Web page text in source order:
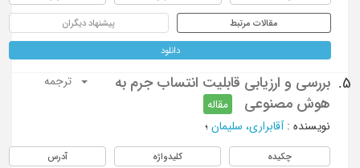
مقالات مرتبط پیشنهاد دیگران
دانلود
5.
بررسی و ارزیابی قابلیت انتساب جرم به
هوش مصنوعی
مقاله
ترجمه
نویسنده: آقابراری، سلیمان؛
چکیده کلیدواژه آدرس